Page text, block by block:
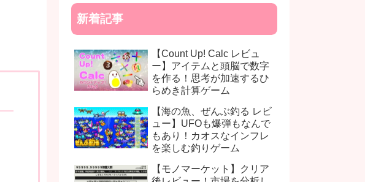
新着記事
【Count Up! Calc レビュ
ー】アイテムと頭脳で数字
を作る！思考が加速するひ
らめき計算ゲーム
【海の魚、ぜんぶ釣る レビ
ュー】UFOも爆弾もなんで
もあり！カオスなインフレ
を楽しむ釣りゲーム
【モノマーケット】クリア